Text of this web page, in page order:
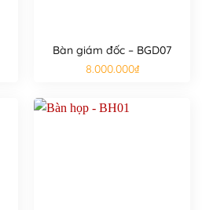
Bàn giám đốc – BGD07
8.000.000₫